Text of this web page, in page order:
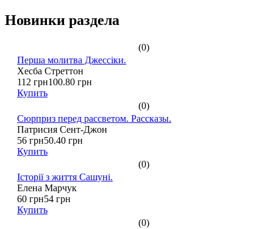
Новинки раздела
(0)
Перша молитва Джессіки.
Хесба Стреттон
112 грн100.80 грн
Купить
(0)
Сюрприз перед рассветом. Рассказы.
Патрисия Сент-Джон
56 грн50.40 грн
Купить
(0)
Історії з життя Сашуні.
Елена Марчук
60 грн54 грн
Купить
(0)